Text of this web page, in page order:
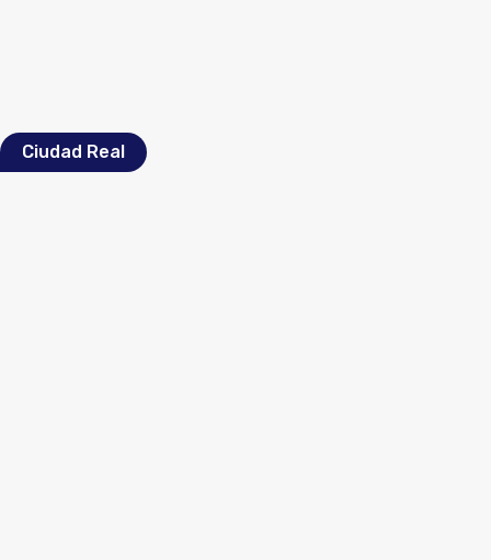
Ciudad Real